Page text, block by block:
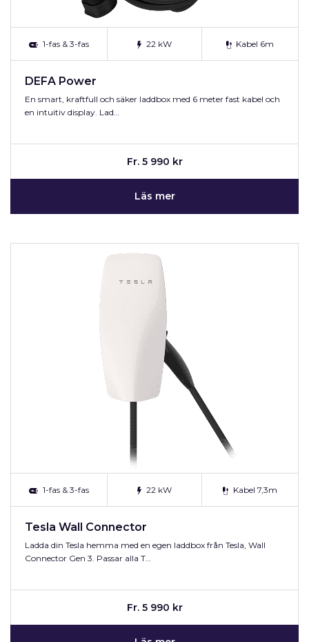
1-fas & 3-fas 22 kW Kabel 6m
DEFA Power
En smart, kraftfull och säker laddbox med 6 meter fast kabel och
en intuitiv display. Lad…
Fr. 5 990 kr
Läs mer
1-fas & 3-fas 22 kW Kabel 7,3m
Tesla Wall Connector
Ladda din Tesla hemma med en egen laddbox från Tesla, Wall
Connector Gen 3. Passar alla T…
Fr. 5 990 kr